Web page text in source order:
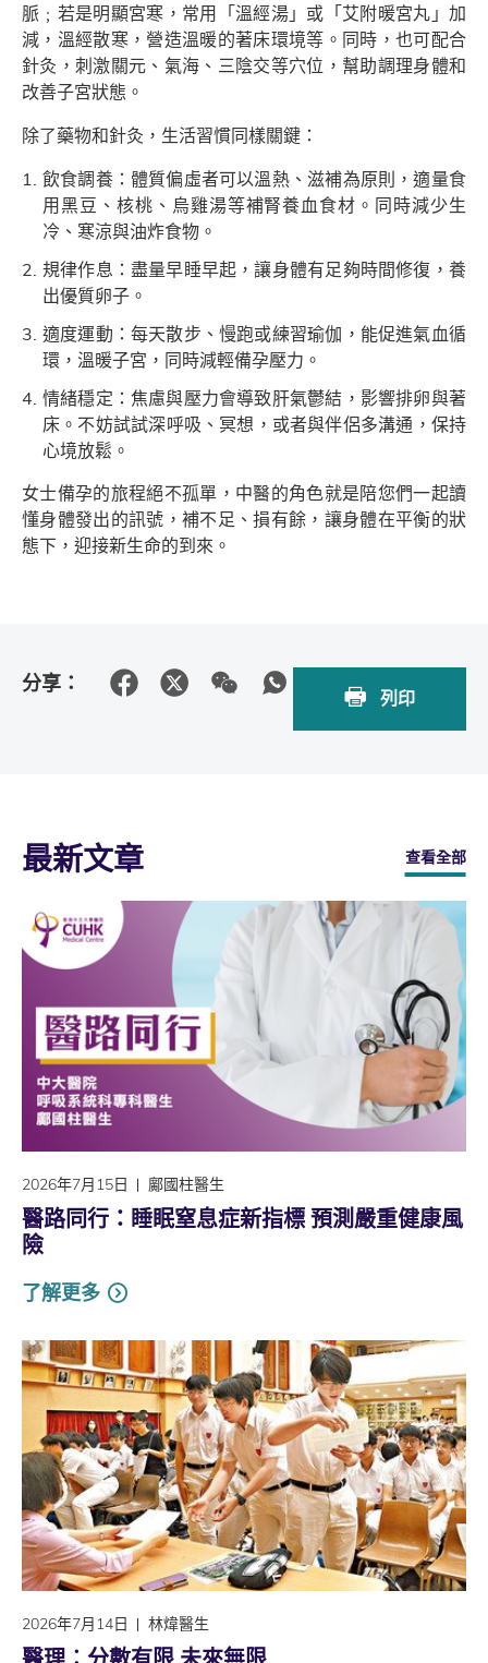
脈﹔若是明顯宮寒，常用「溫經湯」或「艾附暖宮丸」加
減，溫經散寒，營造溫暖的著床環境等。同時，也可配合
針灸，刺激關元、氣海、三陰交等穴位，幫助調理身體和
改善子宮狀態。
除了藥物和針灸，生活習慣同樣關鍵：
飲食調養：體質偏虛者可以溫熱、滋補為原則，適量食
用黑豆、核桃、烏雞湯等補腎養血食材。同時減少生
冷、寒涼與油炸食物。
規律作息：盡量早睡早起，讓身體有足夠時間修復，養
出優質卵子。
適度運動：每天散步、慢跑或練習瑜伽，能促進氣血循
環，溫暖子宮，同時減輕備孕壓力。
情緒穩定：焦慮與壓力會導致肝氣鬱結，影響排卵與著
床。不妨試試深呼吸、冥想，或者與伴侶多溝通，保持
心境放鬆。
女士備孕的旅程絕不孤單，中醫的角色就是陪您們一起讀
懂身體發出的訊號，補不足、損有餘，讓身體在平衡的狀
態下，迎接新生命的到來。
分享：
列印
最新文章 查看全部
2026年7月15日 鄺國柱醫生
醫路同行：睡眠窒息症新指標 預測嚴重健康風
險
了解更多
2026年7月14日 林煒醫生